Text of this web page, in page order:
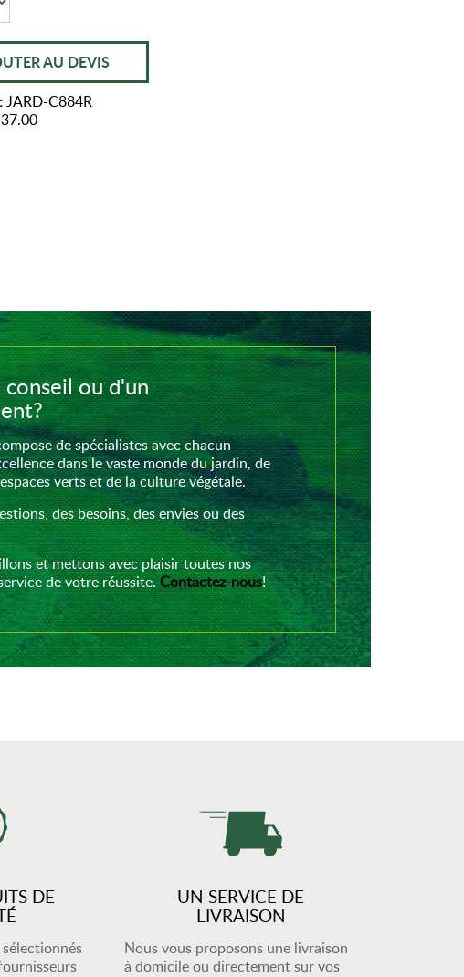
AU DEVIS
JARD-C884R
37.00
ou d'un
de spécialistes avec chacun
dans le vaste monde du jardin, de
verts et de la culture végétale.
des besoins, des envies ou des
et mettons avec plaisir toutes nos
de votre réussite.Contactez-nous!
DE UN SERVICE DE
LIVRAISON
Nous vous proposons une livraison
à domicile ou directement sur vos